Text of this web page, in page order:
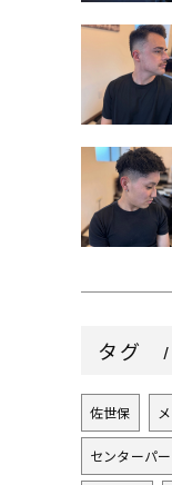
タグ
佐世保
センターパー